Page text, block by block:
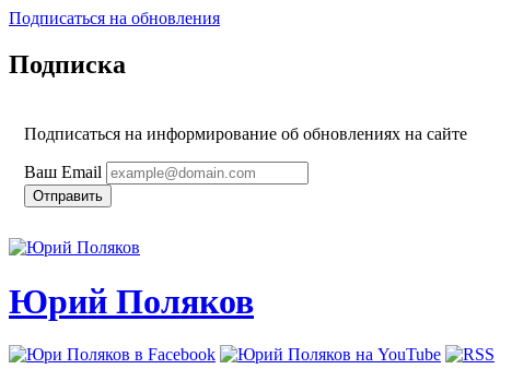
Подписаться на обновления
Подписка
Подписаться на информирование об обновлениях на сайте
Ваш Email
Юрий Поляков